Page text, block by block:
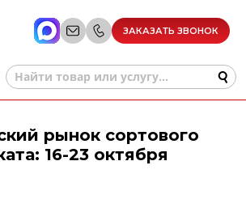
ЗАКАЗАТЬ ЗВОНОК
рынок сортового
16-23 октября